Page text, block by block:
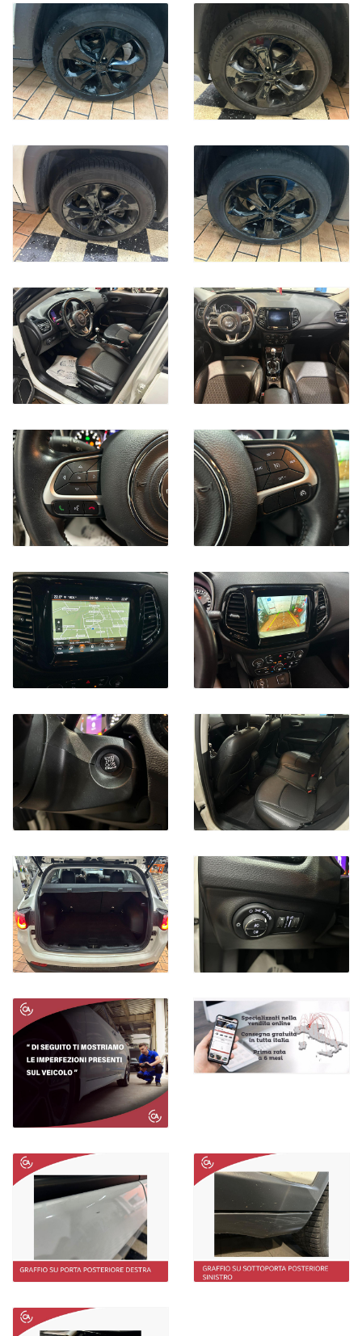
Imperfezioni :
i nostri tecnici verificano con attenzione le condizioni di ogni
vettura, incluso i segni di usura dovuti dall utilizzo e all eta' .
imperfezioni che il veicolo presenta.
VETTURA FINANZIABILE
Acquistiamo il tuo Veicolo Usato:
Se Desideri Vendere il tuo usato , lo acquisteremo noi.